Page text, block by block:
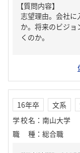
【質問内容】
志望理由。会社に
か。将来のビジョ
くのか。
16年卒 文系
学校名 ： 南山大学
職種 ： 総合職